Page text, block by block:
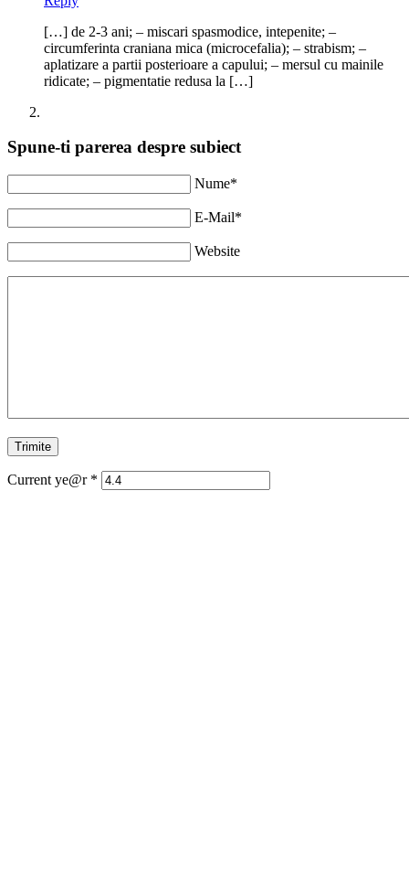
[…] de 2-3 ani; – miscari spasmodice, intepenite; –
circumferinta craniana mica (microcefalia); – strabism; –
aplatizare a partii posterioare a capului; – mersul cu mainile
ridicate; – pigmentatie redusa la […]
Spune-ti parerea despre subiect
Nume*
E-Mail*
Website
Current ye@r *